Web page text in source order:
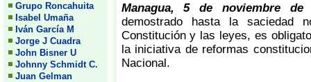
Grupo Roncahuita
Isabel Umaña
Iván García M
Jorge J Cuadra
John Bisner U
Johnny Schmidt C.
Juan Gelman
Managua, 5 de noviembre
demostrado hasta la saciedad
Constitución y las leyes, es
la iniciativa de reformas
Nacional.